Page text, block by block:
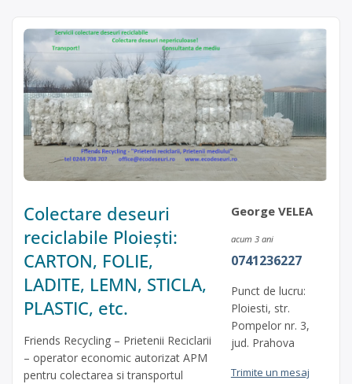
Colectare deseuri
reciclabile Ploiești:
CARTON, FOLIE,
LADITE, LEMN, STICLA,
PLASTIC, etc.
Friends Recycling – Prietenii Reciclarii
– operator economic autorizat APM
pentru colectarea si transportul
George VELEA
acum 3 ani
0741236227
Punct de lucru:
Ploiesti, str.
Pompelor nr. 3,
jud. Prahova
Trimite un mesaj